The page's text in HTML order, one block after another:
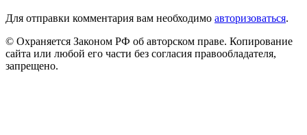
Для отправки комментария вам необходимо авторизоваться.
© Охраняется Законом РФ об авторском праве. Копирование
сайта или любой его части без согласия правообладателя,
запрещено.